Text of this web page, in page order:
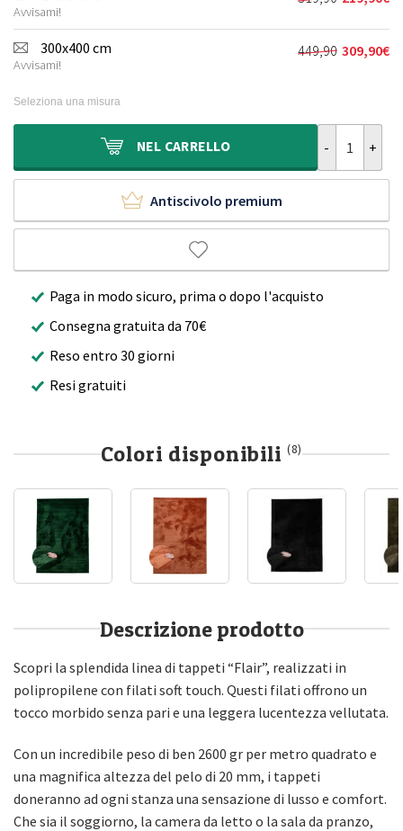
era:
249,90€.
è:
169,90€.
Avvisami! Il
prezzo
originale
era:
Il
prezzo
attuale
è:
300x400 cm
Avvisami!
449,90
Il
449,90€.
309,90€
Il
309,90€.
Seleziona una misura
NEL CARRELLO
Antiscivolo premium
Paga in modo sicuro, prima o dopo l'acquisto
Consegna gratuita da 70€
Reso entro 30 giorni
Resi gratuiti
Colori disponibili (8)
Descrizione prodotto
Scopri la splendida linea di tappeti “Flair”, realizzati in
polipropilene con filati soft touch. Questi filati offrono un
tocco morbido senza pari e una leggera lucentezza vellutata.
Con un incredibile peso di ben 2600 gr per metro quadrato e
una magnifica altezza del pelo di 20 mm, i tappeti
doneranno ad ogni stanza una sensazione di lusso e comfort.
Che sia il soggiorno, la camera da letto o la sala da pranzo,